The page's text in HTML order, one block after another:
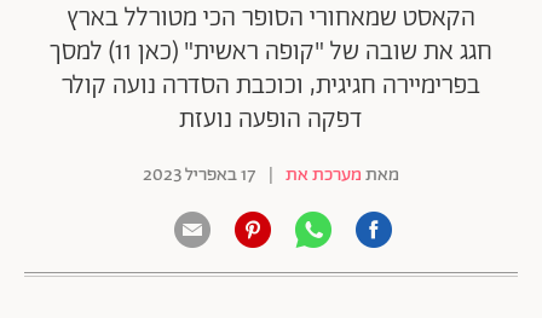
הקאסט שמאחורי הסופר הכי מטורלל בארץ
חגג את שובה של "קופה ראשית" (כאן 11) למסך
בפרימיירה חגיגית, וכוכבת הסדרה נועה קולר
דפקה הופעה נועזת
מאתמערכת את | 17 באפריל 2023